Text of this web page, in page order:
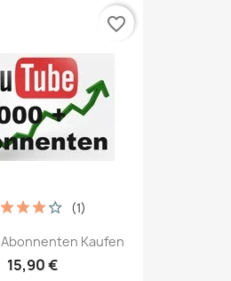
Abonnenten Kaufen
15,90 €
(1)
favorite_border